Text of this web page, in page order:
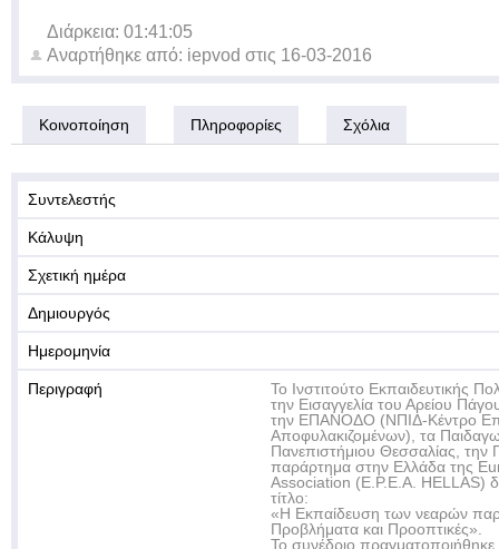
Διάρκεια: 01:41:05
Αναρτήθηκε από: iepvod στις 16-03-2016
Κοινοποίηση Πληροφορίες Σχόλια
Συντελεστής
Κάλυψη
Σχετική ημέρα
Δημιουργός
Ημερομηνία
Περιγραφή
Το Ινστιτούτο Εκπαιδευτικής
την Εισαγγελία του Αρείου
την ΕΠΑΝΟΔΟ (ΝΠΙΔ-Κέντρο
Αποφυλακιζομένων), τα
Πανεπιστήμιου Θεσσαλίας, την
παράρτημα στην Ελλάδα της
Association (E.P.E.A. HELLAS)
τίτλο:
«H Εκπαίδευση των νεαρών
Προβλήματα και Προοπτικές».
Το συνέδριο